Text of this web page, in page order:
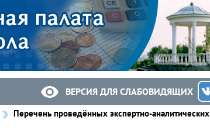
ВЕРСИЯ ДЛЯ СЛАБОВИДЯЩИХ
Перечень проведённых экспертно-